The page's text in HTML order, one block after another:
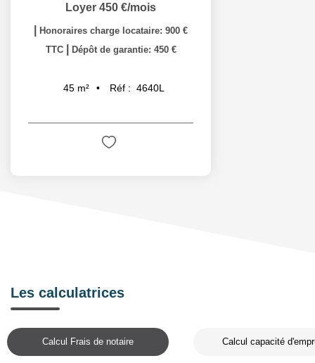
Loyer 450 €/mois
Honoraires charge locataire: 900 €
TTC
Dépôt de garantie: 450 €
45 m² Réf : 4640L
Les calculatrices
Calcul Frais de notaire Calcul capacité